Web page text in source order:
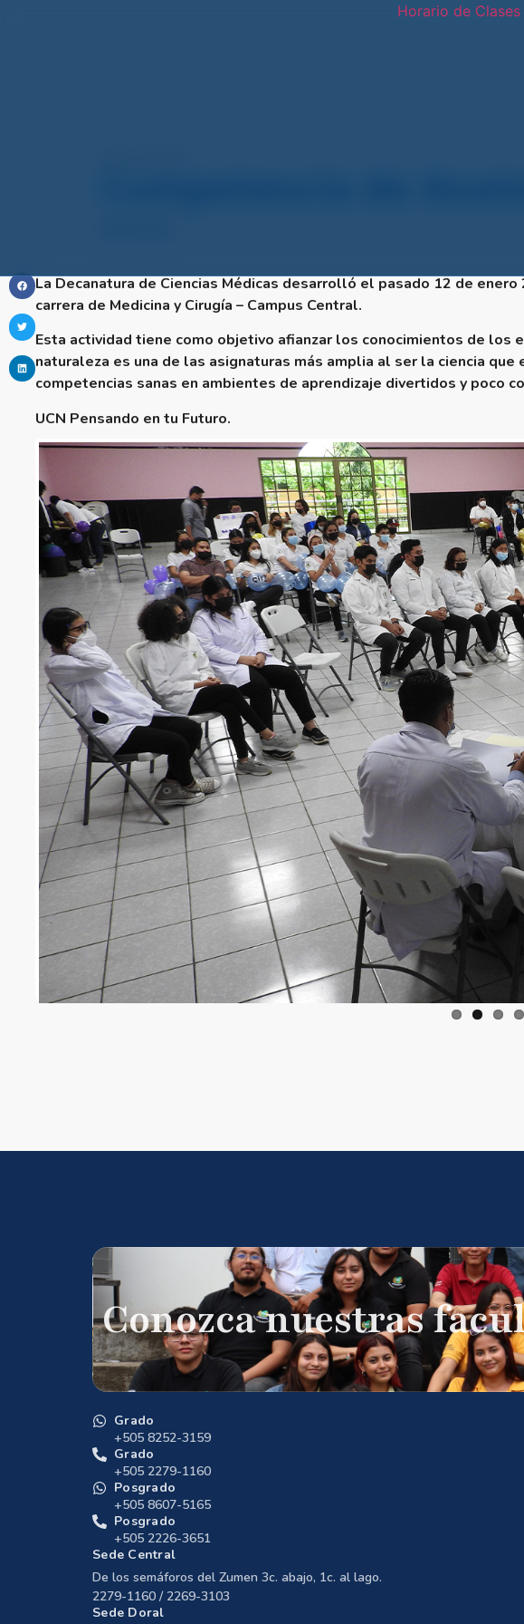
Horario de Clases
Competencia de
La Decanatura de Ciencias Médicas desarrolló el pasado 12 de
carrera de Medicina y Cirugía – Campus Central.
Esta actividad tiene como objetivo afianzar los conocimientos de los
naturaleza es una de las asignaturas más amplia al ser la ciencia
competencias sanas en ambientes de aprendizaje divertidos y poco
UCN Pensando en tu Futuro.
Conozca nuestras
Grado
+505 8252-3159
Grado
+505 2279-1160
Posgrado
+505 8607-5165
Posgrado
+505 2226-3651
Sede Central
De los semáforos del Zumen 3c. abajo, 1c. al lago.
2279-1160 / 2269-3103
Sede Doral